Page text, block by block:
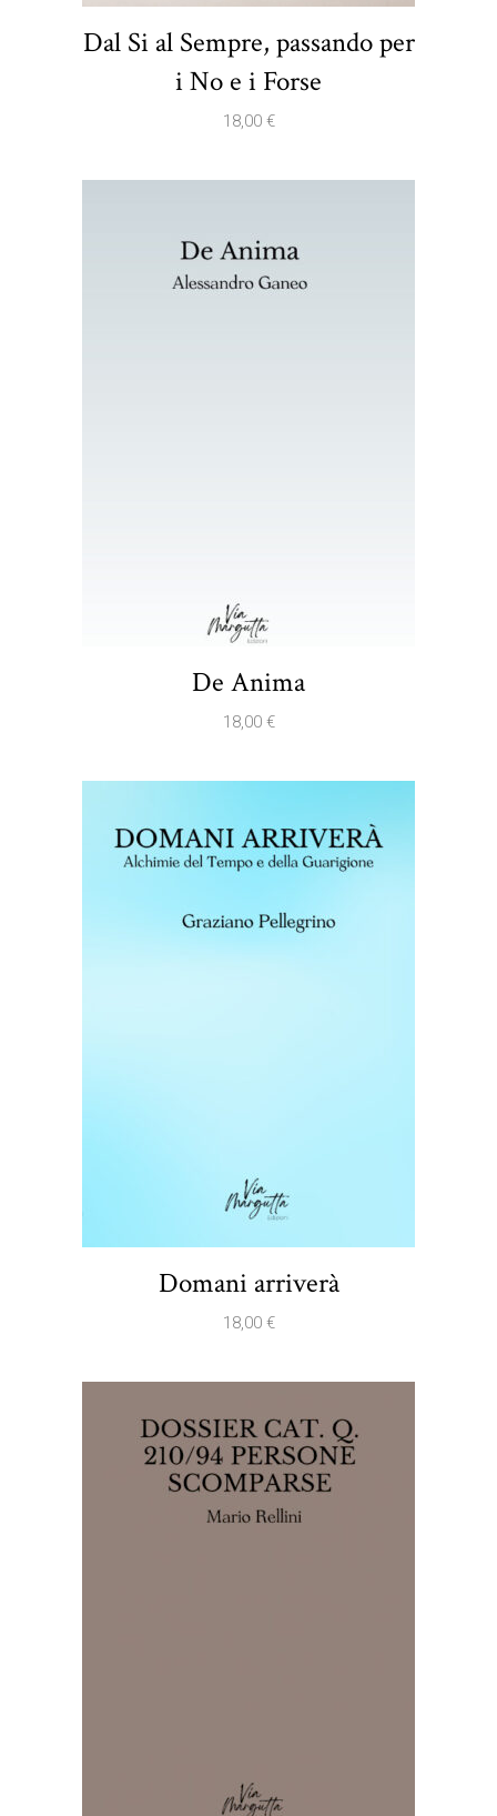
Dal Si al Sempre, passando per
i No e i Forse
18,00 €
De Anima
18,00 €
Domani arriverà
18,00 €